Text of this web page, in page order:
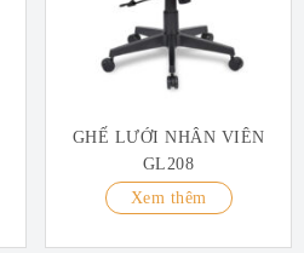
GHẾ LƯỚI NHÂN VIÊN
GL208
Xem thêm